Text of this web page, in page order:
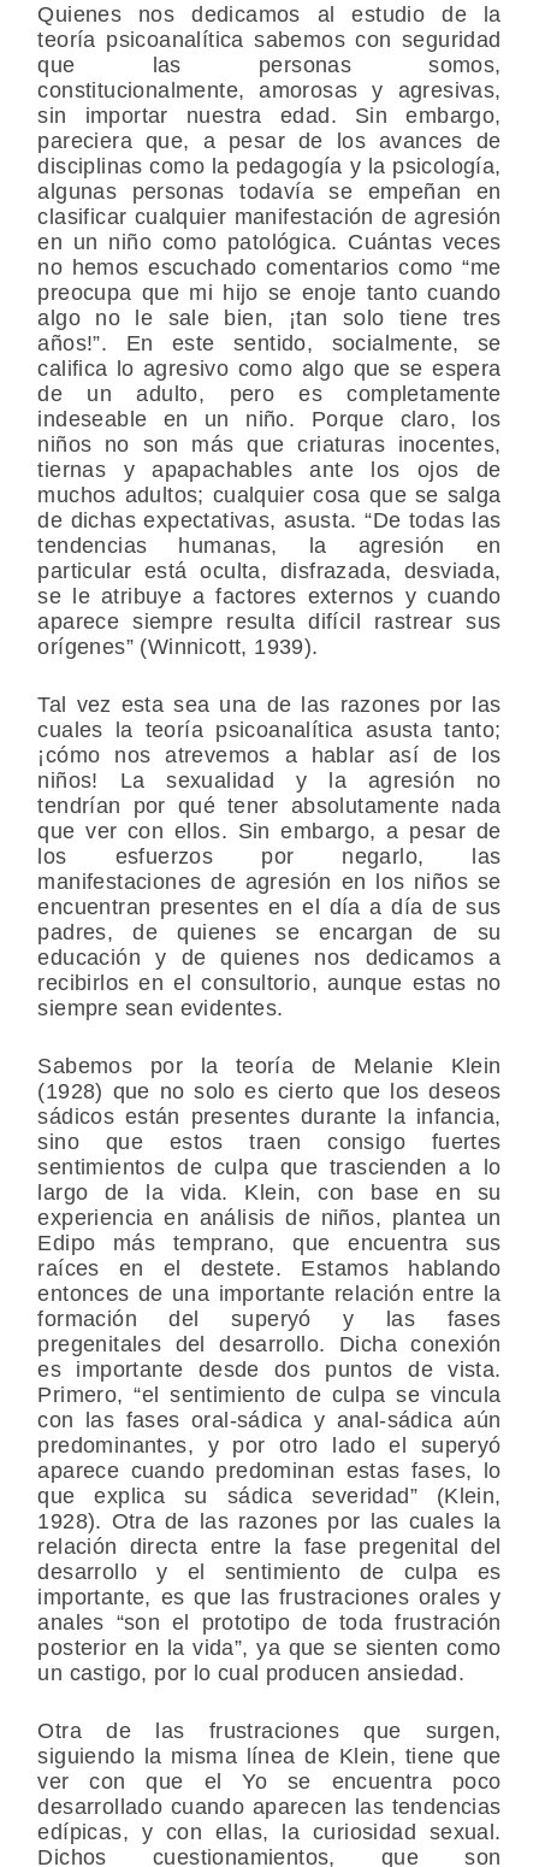
Quienes nos dedicamos al estudio de la
teoría psicoanalítica sabemos con seguridad
que las personas somos,
constitucionalmente, amorosas y agresivas,
sin importar nuestra edad. Sin embargo,
pareciera que, a pesar de los avances de
disciplinas como la pedagogía y la psicología,
algunas personas todavía se empeñan en
clasificar cualquier manifestación de agresión
en un niño como patológica. Cuántas veces
no hemos escuchado comentarios como “me
preocupa que mi hijo se enoje tanto cuando
algo no le sale bien, ¡tan solo tiene tres
años!”. En este sentido, socialmente, se
califica lo agresivo como algo que se espera
de un adulto, pero es completamente
indeseable en un niño. Porque claro, los
niños no son más que criaturas inocentes,
tiernas y apapachables ante los ojos de
muchos adultos; cualquier cosa que se salga
de dichas expectativas, asusta. “De todas las
tendencias humanas, la agresión en
particular está oculta, disfrazada, desviada,
se le atribuye a factores externos y cuando
aparece siempre resulta difícil rastrear sus
orígenes” (Winnicott, 1939).
Tal vez esta sea una de las razones por las
cuales la teoría psicoanalítica asusta tanto;
¡cómo nos atrevemos a hablar así de los
niños! La sexualidad y la agresión no
tendrían por qué tener absolutamente nada
que ver con ellos. Sin embargo, a pesar de
los esfuerzos por negarlo, las
manifestaciones de agresión en los niños se
encuentran presentes en el día a día de sus
padres, de quienes se encargan de su
educación y de quienes nos dedicamos a
recibirlos en el consultorio, aunque estas no
siempre sean evidentes.
Sabemos por la teoría de Melanie Klein
(1928) que no solo es cierto que los deseos
sádicos están presentes durante la infancia,
sino que estos traen consigo fuertes
sentimientos de culpa que trascienden a lo
largo de la vida. Klein, con base en su
experiencia en análisis de niños, plantea un
Edipo más temprano, que encuentra sus
raíces en el destete. Estamos hablando
entonces de una importante relación entre la
formación del superyó y las fases
pregenitales del desarrollo. Dicha conexión
es importante desde dos puntos de vista.
Primero, “el sentimiento de culpa se vincula
con las fases oral-sádica y anal-sádica aún
predominantes, y por otro lado el superyó
aparece cuando predominan estas fases, lo
que explica su sádica severidad” (Klein,
1928). Otra de las razones por las cuales la
relación directa entre la fase pregenital del
desarrollo y el sentimiento de culpa es
importante, es que las frustraciones orales y
anales “son el prototipo de toda frustración
posterior en la vida”, ya que se sienten como
un castigo, por lo cual producen ansiedad.
Otra de las frustraciones que surgen,
siguiendo la misma línea de Klein, tiene que
ver con que el Yo se encuentra poco
desarrollado cuando aparecen las tendencias
edípicas, y con ellas, la curiosidad sexual.
Dichos cuestionamientos, que son